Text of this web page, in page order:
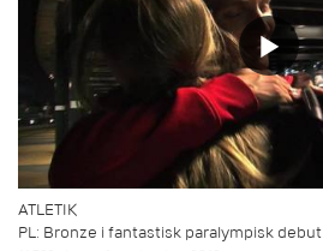
ATLETIK
PL: Bronze i fantastisk paralympisk debut